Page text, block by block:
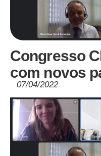
Congresso
com novos
07/04/2022